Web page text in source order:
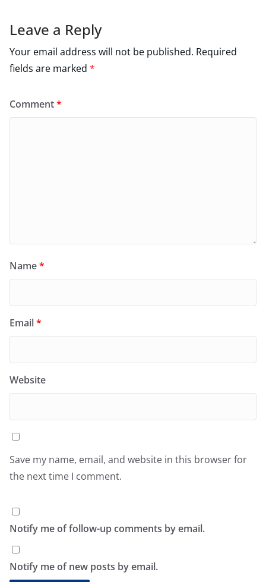
Leave a Reply
Your email address will not be published. Required
fields are marked *
Comment*
Name*
Email*
Website
Save my name, email, and website in this browser for
the next time I comment.
Notify me of follow-up comments by email.
Notify me of new posts by email.